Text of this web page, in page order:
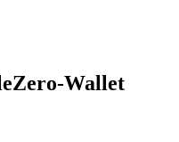
Wallet